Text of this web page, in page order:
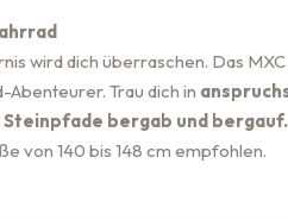
wird dich überraschen. Das
Trau dich in
Steinpfade bergab und bergauf.
von 140 bis 148 cm empfohlen.